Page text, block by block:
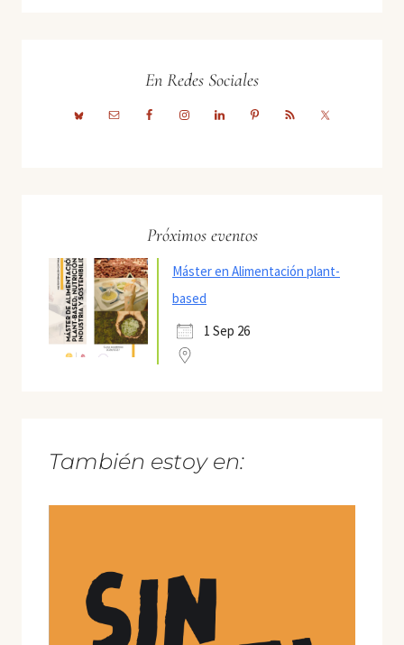
En Redes Sociales
Próximos eventos
Máster en Alimentación plant-
based
1 Sep 26
También estoy en: